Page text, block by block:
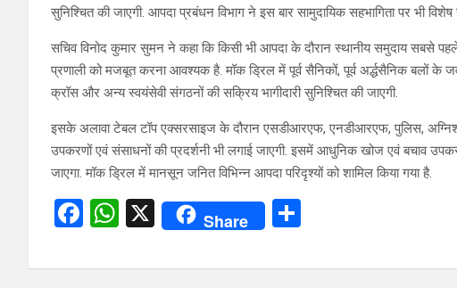
सुनिश्चित की जाएगी. आपदा प्रबंधन विभाग ने इस बार सामुदायिक सहभागिता पर भी विशेष
सचिव विनोद कुमार सुमन ने कहा कि किसी भी आपदा के दौरान स्थानीय समुदाय सबसे
प्रणाली को मजबूत करना आवश्यक है. मॉक ड्रिल में पूर्व सैनिकों, पूर्व अर्द्धसैनिक बलों के
क्रॉस और अन्य स्वयंसेवी संगठनों की सक्रिय भागीदारी सुनिश्चित की जाएगी.
इसके अलावा टेबल टॉप एक्सरसाइज के दौरान एसडीआरएफ, एनडीआरएफ, पुलिस,
उपकरणों एवं संसाधनों की प्रदर्शनी भी लगाई जाएगी. इसमें आधुनिक खोज एवं बचाव
जाएगा. मॉक ड्रिल में मानसून जनित विभिन्न आपदा परिदृश्यों को शामिल किया गया है.
F
ce
W
at
X Share
ar